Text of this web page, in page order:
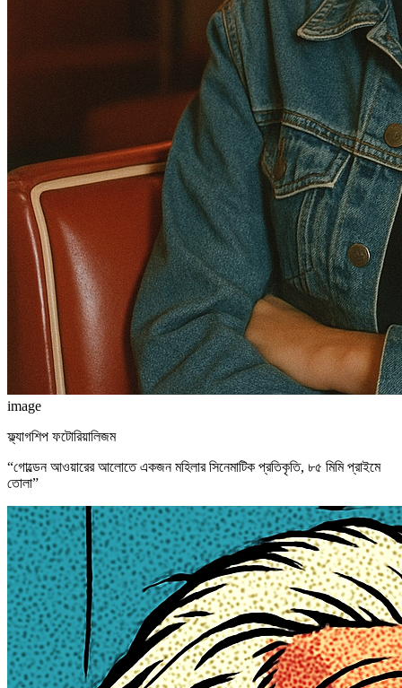
image
ফ্ল্যাগশিপ ফটোরিয়ালিজম
“গোল্ডেন আওয়ারের আলোতে একজন মহিলার সিনেমাটিক প্রতিকৃতি, ৮৫ মিমি প্রাইমে
তোলা”